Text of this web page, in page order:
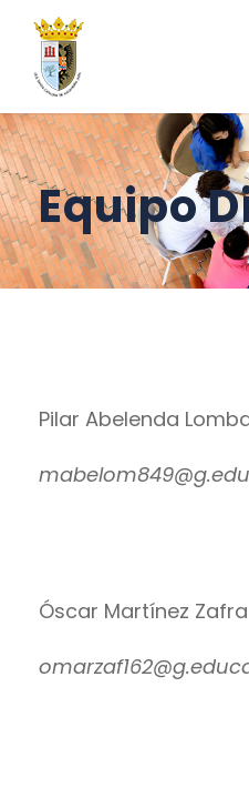
Equipo
Pilar Abelenda
Óscar Martínez Zafra